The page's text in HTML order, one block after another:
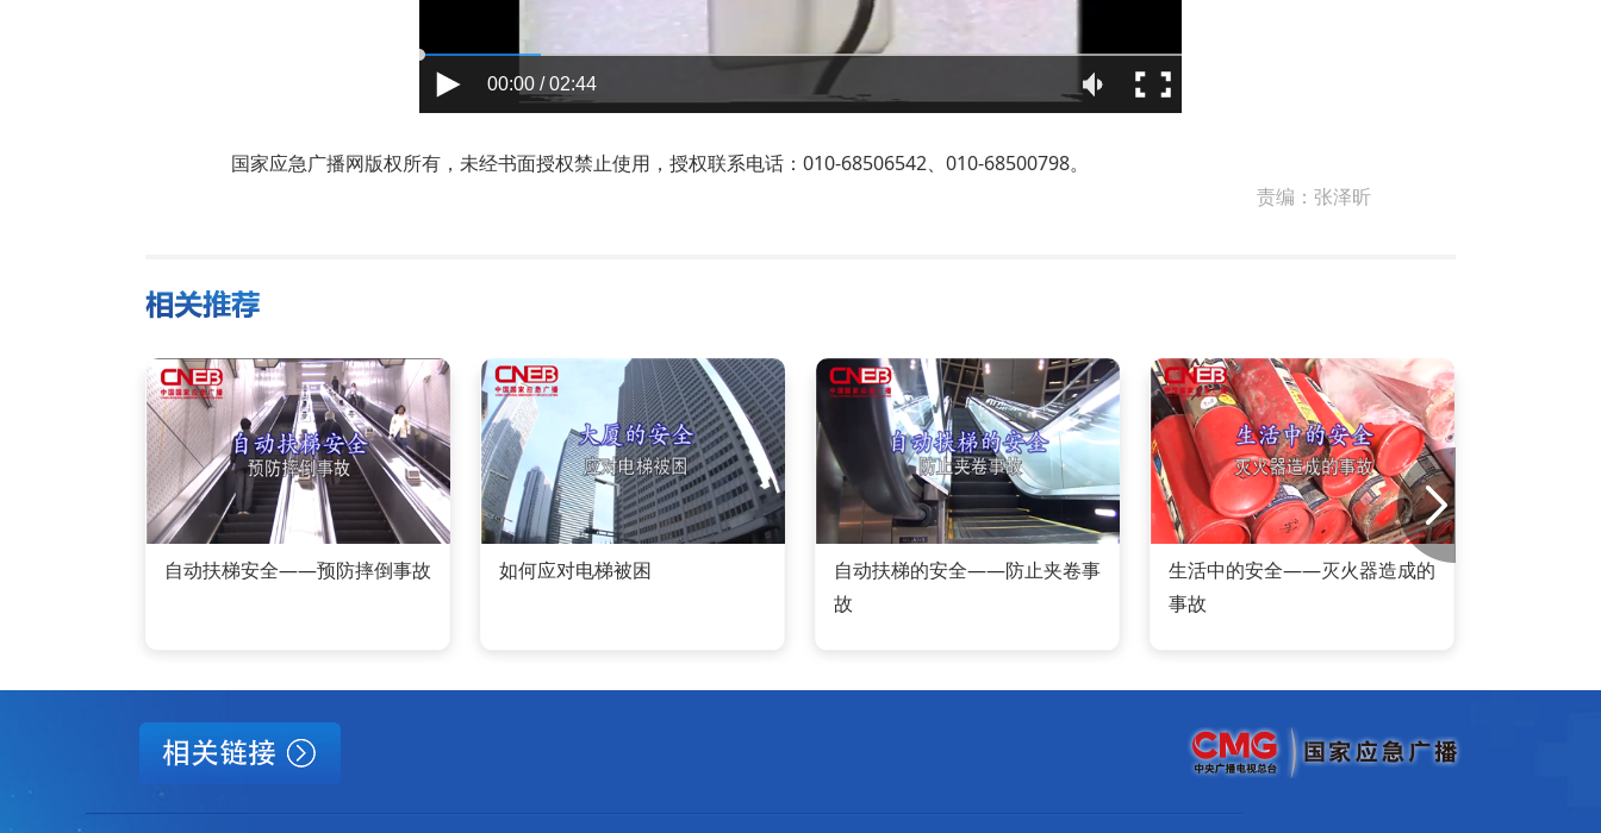
00:00 / 02:44
国家应急广播网版权所有，未经书面授权禁止使用，授权联系电话：010-68506542、010-68500798。
责编： 张泽昕
自动扶梯安全——预防摔倒事故 如何应对电梯被困
自动扶梯的安全——防止夹卷事
故
生活中的安全——灭火器造成的
事故